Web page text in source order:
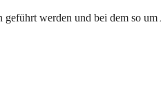
geführt werden und bei dem so